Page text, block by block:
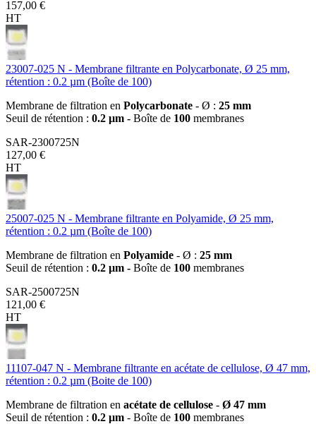
157,00 €
HT
23007-025 N - Membrane filtrante en Polycarbonate, Ø 25 mm,
rétention : 0.2 µm (Boîte de 100)
Membrane de filtration en Polycarbonate - Ø : 25 mm
Seuil de rétention : 0.2 µm - Boîte de 100 membranes
SAR-2300725N
127,00 €
HT
25007-025 N - Membrane filtrante en Polyamide, Ø 25 mm,
rétention : 0.2 µm (Boîte de 100)
Membrane de filtration en Polyamide - Ø : 25 mm
Seuil de rétention : 0.2 µm - Boîte de 100 membranes
SAR-2500725N
121,00 €
HT
11107-047 N - Membrane filtrante en acétate de cellulose, Ø 47 mm,
rétention : 0.2 µm (Boite de 100)
Membrane de filtration en acétate de cellulose - Ø 47 mm
Seuil de rétention : 0.2 µm - Boîte de 100 membranes